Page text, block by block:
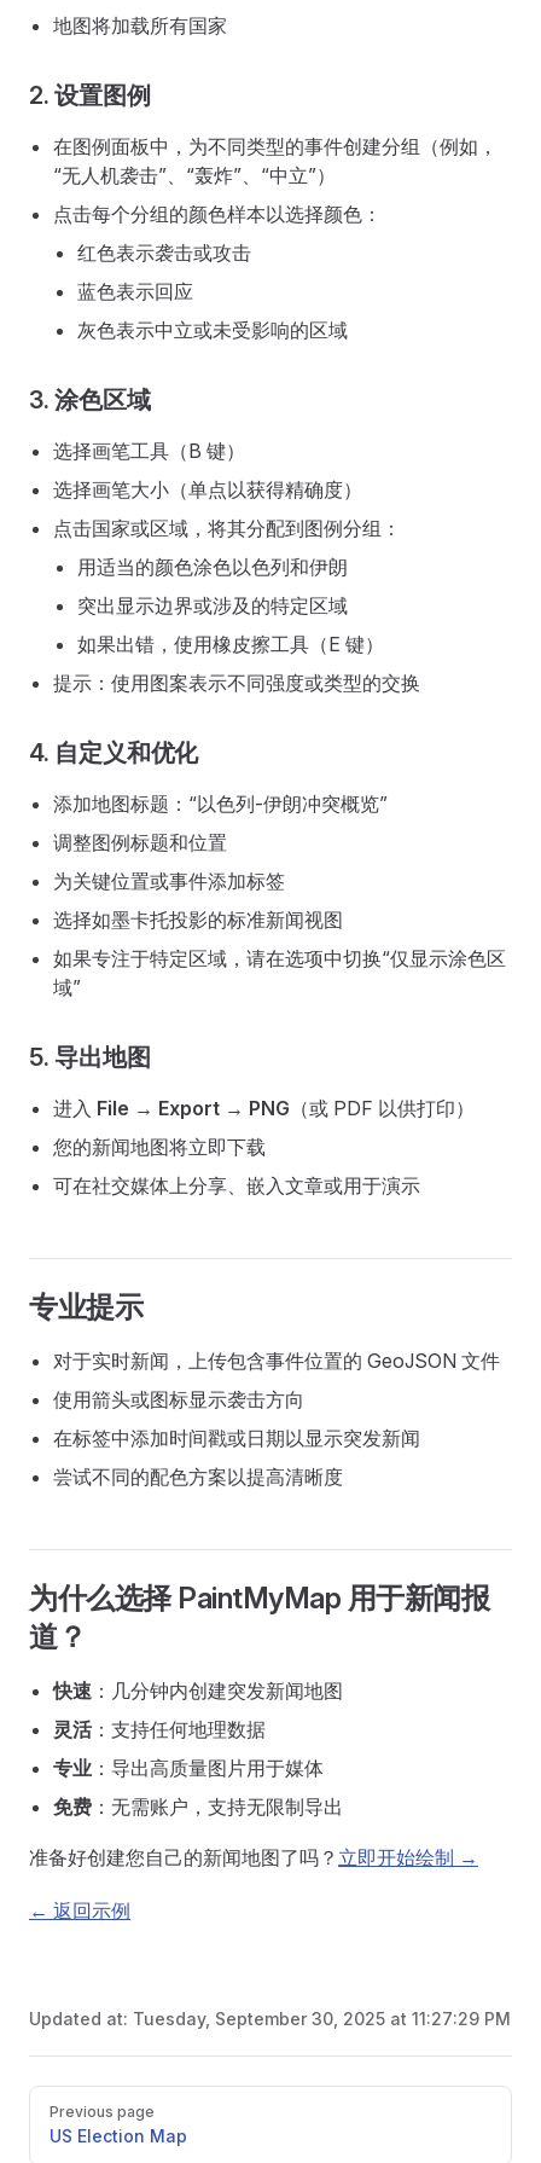
地图将加载所有国家
2. 设置图例
在图例面板中，为不同类型的事件创建分组（例如，
“无人机袭击”、“轰炸”、“中立”）
点击每个分组的颜色样本以选择颜色：
红色表示袭击或攻击
蓝色表示回应
灰色表示中立或未受影响的区域
3. 涂色区域
选择画笔工具（B 键）
选择画笔大小（单点以获得精确度）
点击国家或区域，将其分配到图例分组：
用适当的颜色涂色以色列和伊朗
突出显示边界或涉及的特定区域
如果出错，使用橡皮擦工具（E 键）
提示：使用图案表示不同强度或类型的交换
4. 自定义和优化
添加地图标题：“以色列-伊朗冲突概览”
调整图例标题和位置
为关键位置或事件添加标签
选择如墨卡托投影的标准新闻视图
如果专注于特定区域，请在选项中切换“仅显示涂色区
域”
5. 导出地图
进入 File → Export → PNG （或 PDF 以供打印）
您的新闻地图将立即下载
可在社交媒体上分享、嵌入文章或用于演示
专业提示
对于实时新闻，上传包含事件位置的 GeoJSON 文件
使用箭头或图标显示袭击方向
在标签中添加时间戳或日期以显示突发新闻
尝试不同的配色方案以提高清晰度
为什么选择 PaintMyMap 用于新闻报
道？
快速 ：几分钟内创建突发新闻地图
灵活：支持任何地理数据
专业 ：导出高质量图片用于媒体
免费 ：无需账户，支持无限制导出
准备好创建您自己的新闻地图了吗？ 立即开始绘制 →
← 返回示例
Updated at: Tuesday, September 30, 2025 at 11:27:29 PM
Pager
Previous page
US Election Map